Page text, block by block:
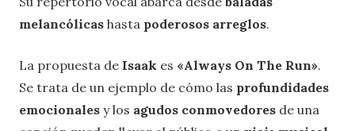
melancólicas hasta poderosos arreglos.
La propuesta de Isaak es «Always On The Run».
Se trata de un ejemplo de cómo las profundidades
emocionales y los agudos conmovedores de una